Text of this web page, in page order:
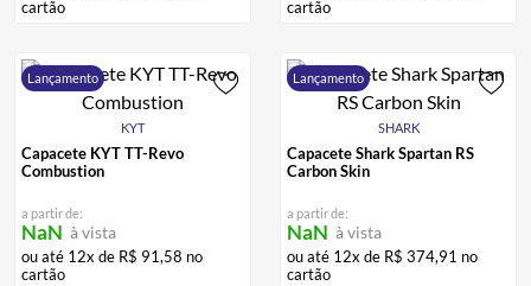
cartão
cartão
Lançamento
KYT
Capacete KYT TT-Revo
Combustion
a partir de:
NaN à vista
ou até 12x de R$ 91,58 no
cartão
Lançamento
SHARK
Capacete Shark Spartan RS
Carbon Skin
a partir de:
NaN à vista
ou até 12x de R$ 374,91 no
cartão